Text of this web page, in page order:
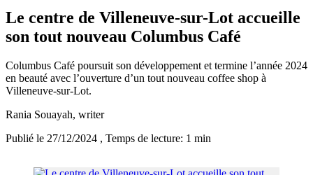
Le centre de Villeneuve-sur-Lot accueille
son tout nouveau Columbus Café
Columbus Café poursuit son développement et termine l’année 2024
en beauté avec l’ouverture d’un tout nouveau coffee shop à
Villeneuve-sur-Lot.
Rania Souayah, writer
Publié le 27/12/2024 , Temps de lecture: 1 min